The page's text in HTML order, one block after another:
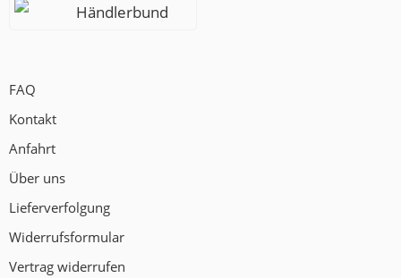
Händlerbund
FAQ
Kontakt
Anfahrt
Über uns
Lieferverfolgung
Widerrufsformular
Vertrag widerrufen